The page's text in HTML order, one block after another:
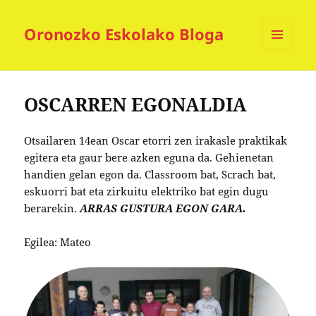
Oronozko Eskolako Bloga
OSCARREN EGONALDIA
Otsailaren 14ean Oscar etorri zen irakasle praktikak
egitera eta gaur bere azken eguna da. Gehienetan
handien gelan egon da. Classroom bat, Scrach bat,
eskuorri bat eta zirkuitu elektriko bat egin dugu
berarekin.ARRAS GUSTURA EGON GARA.
Egilea: Mateo